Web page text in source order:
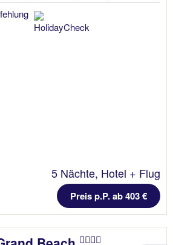
5 Nächte, Hotel + Flug
Preis p.P. ab 403 €